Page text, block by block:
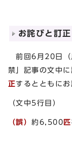
お詫びと訂正
前回6月20日（
禁」記事の文中
正するとともにお
（文中5行目）
（誤）約6,500匹